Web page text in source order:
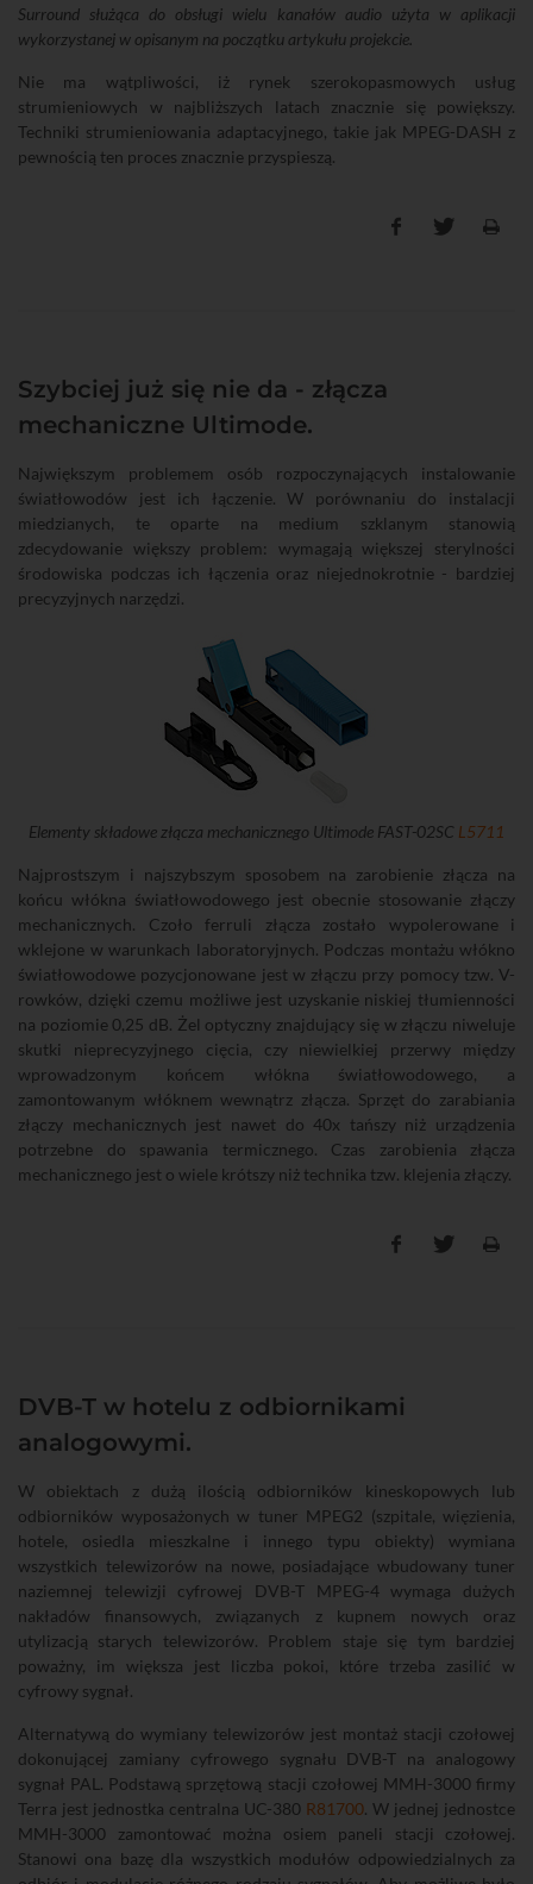
Surround służąca do obsługi wielu kanałów audio użyta w aplikacji
wykorzystanej w opisanym na początku artykułu projekcie.
Nie ma wątpliwości, iż rynek szerokopasmowych usług
strumieniowych w najbliższych latach znacznie się powiększy.
Techniki strumieniowania adaptacyjnego, takie jak MPEG-DASH z
pewnością ten proces znacznie przyspieszą.
Szybciej już się nie da - złącza
mechaniczne Ultimode.
Największym problemem osób rozpoczynających instalowanie
światłowodów jest ich łączenie. W porównaniu do instalacji
miedzianych, te oparte na medium szklanym stanowią
zdecydowanie większy problem: wymagają większej sterylności
środowiska podczas ich łączenia oraz niejednokrotnie - bardziej
precyzyjnych narzędzi.
Elementy składowe złącza mechanicznego Ultimode FAST-02SC L5711
Najprostszym i najszybszym sposobem na zarobienie złącza na
końcu włókna światłowodowego jest obecnie stosowanie złączy
mechanicznych. Czoło ferruli złącza zostało wypolerowane i
wklejone w warunkach laboratoryjnych. Podczas montażu włókno
światłowodowe pozycjonowane jest w złączu przy pomocy tzw. V-
rowków, dzięki czemu możliwe jest uzyskanie niskiej tłumienności
na poziomie 0,25 dB. Żel optyczny znajdujący się w złączu niweluje
skutki nieprecyzyjnego cięcia, czy niewielkiej przerwy między
wprowadzonym końcem włókna światłowodowego, a
zamontowanym włóknem wewnątrz złącza. Sprzęt do zarabiania
złączy mechanicznych jest nawet do 40x tańszy niż urządzenia
potrzebne do spawania termicznego. Czas zarobienia złącza
mechanicznego jest o wiele krótszy niż technika tzw. klejenia złączy.
DVB-T w hotelu z odbiornikami
analogowymi.
W obiektach z dużą ilością odbiorników kineskopowych lub
odbiorników wyposażonych w tuner MPEG2 (szpitale, więzienia,
hotele, osiedla mieszkalne i innego typu obiekty) wymiana
wszystkich telewizorów na nowe, posiadające wbudowany tuner
naziemnej telewizji cyfrowej DVB-T MPEG-4 wymaga dużych
nakładów finansowych, związanych z kupnem nowych oraz
utylizacją starych telewizorów. Problem staje się tym bardziej
poważny, im większa jest liczba pokoi, które trzeba zasilić w
cyfrowy sygnał.
Alternatywą do wymiany telewizorów jest montaż stacji czołowej
dokonującej zamiany cyfrowego sygnału DVB-T na analogowy
sygnał PAL. Podstawą sprzętową stacji czołowej MMH-3000 firmy
Terra jest jednostka centralna UC-380 R81700. W jednej jednostce
MMH-3000 zamontować można osiem paneli stacji czołowej.
Stanowi ona bazę dla wszystkich modułów odpowiedzialnych za